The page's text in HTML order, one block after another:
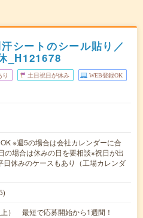
シートのシール貼り／
_H121678
り 土日祝日が休み WEB登録OK
※週5の場合は会社カレンダーに合
の場合は休みの日を要相談※祝日が出
日休みのケースもあり（工場カレンダ
） 最短で応募開始から1週間！